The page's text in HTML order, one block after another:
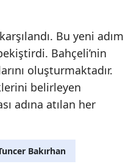
Bu yeni
Bahçeli’nin
oluşturmaktadır.
belirleyen
adına atılan her
Bakırhan